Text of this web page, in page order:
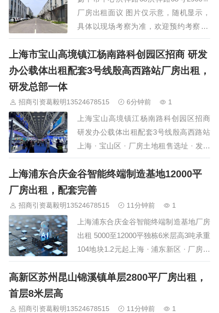
大车好近交通配套:临近高速，交通便利
适合行业:仓储仓…
厂房出租面议 图片仅示意，随机显示，
具体以现场考察为准，欢迎预约考察 园
区产业招商 专注产业园区厂房、仓库、
办公招商，提供从选址到入驻的全流程服
务。 招商热线：13524678515 本宣传资
上海市宝山高境镇江杨南路科创园区招商 研发
办公载体出租配套3号线殷高西路站厂房出租，
研发总部一体
招商引资葛毅明13524678515 6分钟前 1
上海宝山高境镇江杨南路科创园区招商
研发办公载体出租配套3号线殷高西路站
上海 · 宝山区 · 厂房土地租售选址 · 发布
日期 2026年8月6日宝山高境镇近期围绕
江杨南路与殷高西路交汇区域，持续推进
存量工业用地更新与科创载体建设。一批
由老旧厂区改造升级的研发办公与轻型产
整层2000平方米不等，层高3.8至5.5米，
适配科…
上海浦东合庆金谷智能终端制造基地12000平
厂房出租，配套完善
招商引资葛毅明13524678515 11分钟前 1
上海浦东合庆金谷智能终端制造基地厂房
出租 5000至12000平独栋6米层高3吨承重
104地块1.2元起上海 · 浦东新区 · 厂房土
地租售选址 · 发布日期 2026年8月6日浦
东新区合庆镇金谷智能终端制造基地（张
园区由多栋独栋标准厂房组成，单栋面积
高新区苏州昆山锦溪镇单层2800平厂房出租，
首层8米层高
招商引资葛毅明13524678515 11分钟前 1